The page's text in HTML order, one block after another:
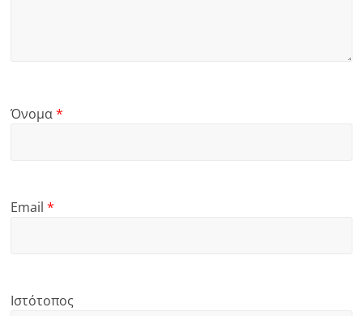
Όνομα*
Email*
Ιστότοπος